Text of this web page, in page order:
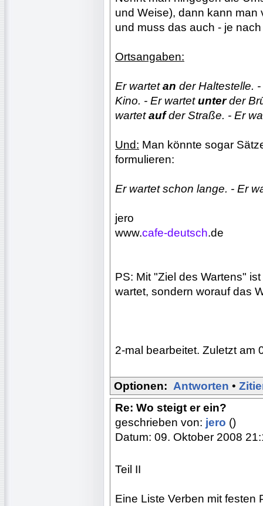
und Weise), dann kann
und muss das auch - je
Ortsangaben:
Er wartetan der Haltestelle.
Kino. - Er wartetunterder
wartetaufder Straße. - Er
Und: Man könnte sogar
formulieren:
Er wartet schon lange. - Er
jero
www.cafe-deutsch.de
PS: Mit "Ziel des Wartens"
wartet, sondern worauf das
2-mal bearbeitet. Zuletzt am
Optionen: Antworten •
Re: Wo steigt er ein?
geschrieben von: jero ()
Datum: 09. Oktober 2008
Teil II
Eine Liste Verben mit festen